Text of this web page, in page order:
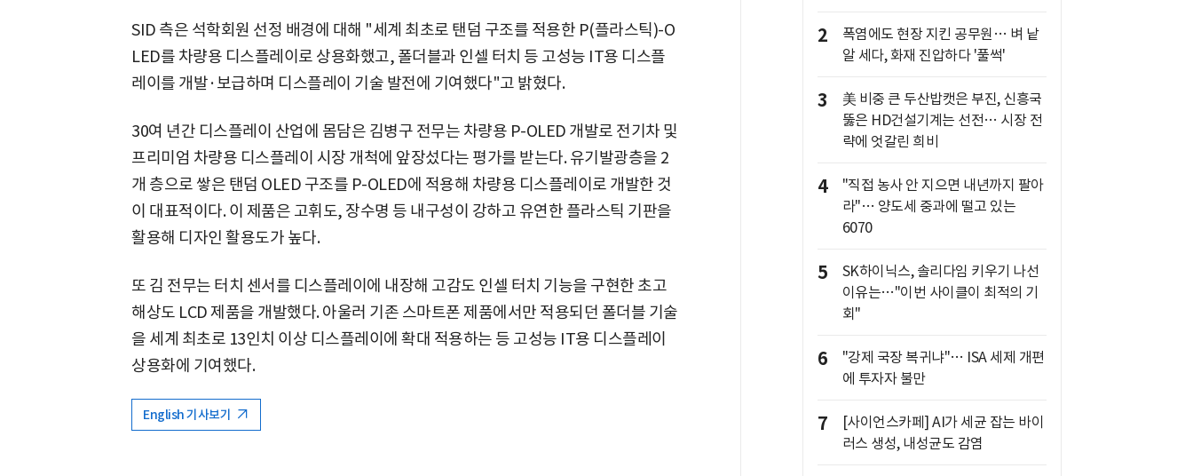
SID 측은 석학회원 선정 배경에 대해 "세계 최초로 탠덤 구조를 적용한 P(플라스틱)-O
LED를 차량용 디스플레이로 상용화했고, 폴더블과 인셀 터치 등 고성능 IT용 디스플
레이를 개발·보급하며 디스플레이 기술 발전에 기여했다"고 밝혔다.
30여 년간 디스플레이 산업에 몸담은 김병구 전무는 차량용 P-OLED 개발로 전기차 및
프리미엄 차량용 디스플레이 시장 개척에 앞장섰다는 평가를 받는다. 유기발광층을 2
개 층으로 쌓은 탠덤 OLED 구조를 P-OLED에 적용해 차량용 디스플레이로 개발한 것
이 대표적이다. 이 제품은 고휘도, 장수명 등 내구성이 강하고 유연한 플라스틱 기판을
활용해 디자인 활용도가 높다.
또 김 전무는 터치 센서를 디스플레이에 내장해 고감도 인셀 터치 기능을 구현한 초고
해상도 LCD 제품을 개발했다. 아울러 기존 스마트폰 제품에서만 적용되던 폴더블 기술
을 세계 최초로 13인치 이상 디스플레이에 확대 적용하는 등 고성능 IT용 디스플레이
상용화에 기여했다.
English 기사보기
2
폭염에도 현장 지킨 공무원… 벼 낱
알 세다, 화재 진압하다 '풀썩'
3
美 비중 큰 두산밥캣은 부진, 신흥국
뚫은 HD건설기계는 선전… 시장 전
략에 엇갈린 희비
4
"직접 농사 안 지으면 내년까지 팔아
라"… 양도세 중과에 떨고 있는
6070
5
SK하이닉스, 솔리다임 키우기 나선
이유는…"이번 사이클이 최적의 기
회"
6
"강제 국장 복귀냐"… ISA 세제 개편
에 투자자 불만
7
[사이언스카페] AI가 세균 잡는 바이
러스 생성, 내성균도 감염